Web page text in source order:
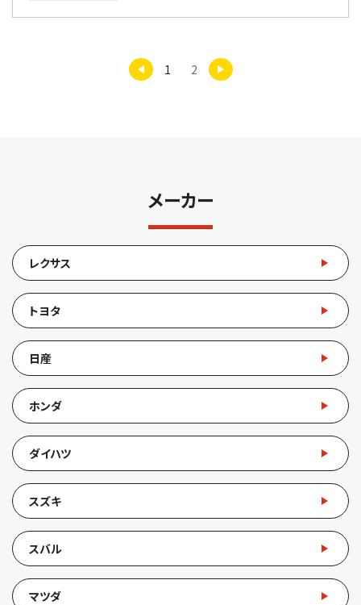
1 2
メーカー
レクサス
トヨタ
日産
ホンダ
ダイハツ
スズキ
スバル
マツダ